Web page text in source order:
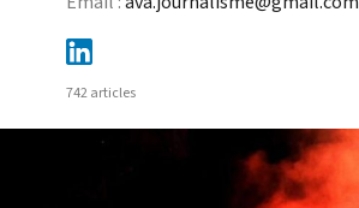
742 articles